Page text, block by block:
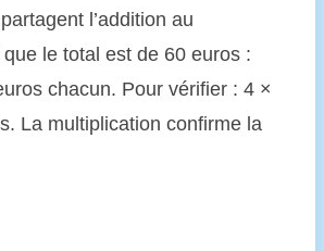
l’addition au
le total est de 60 euros :
chacun. Pour vérifier : 4 ×
La multiplication confirme la